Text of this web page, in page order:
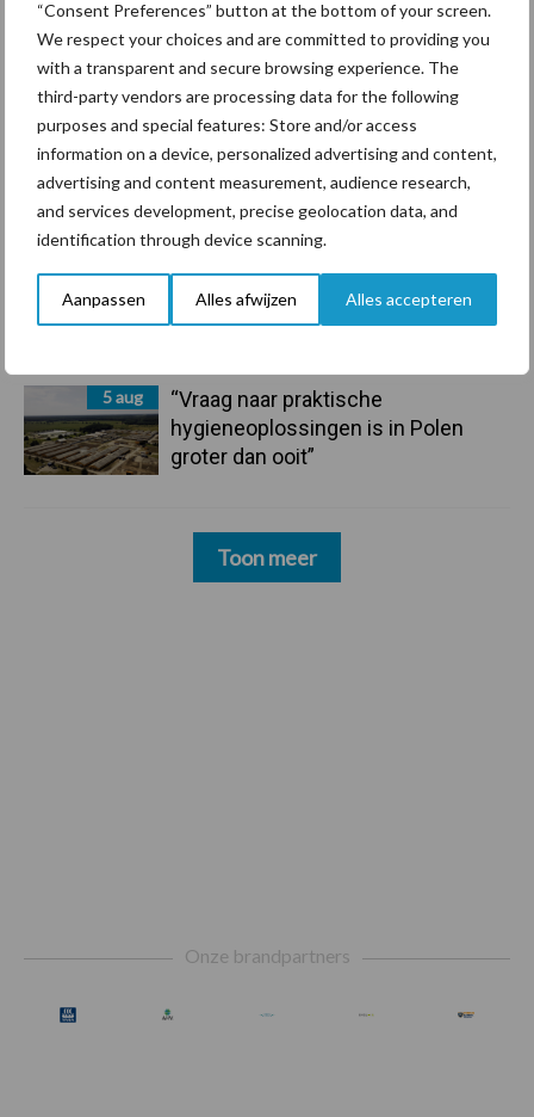
“Consent Preferences” button at the bottom of your screen.
We respect your choices and are committed to providing you
with a transparent and secure browsing experience. The
third-party vendors are processing data for the following
purposes and special features: Store and/or access
information on a device, personalized advertising and content,
advertising and content measurement, audience research,
and services development, precise geolocation data, and
identification through device scanning.
Aanpassen Alles afwijzen Alles accepteren
7 aug
De speenhuid: een vaak
onderschatte risicofactor voor
mastitis
6 aug
ForFarmers ziet volume en
marktaandeel groeien in krimpende
Nederlandse markt
langere levensduur
5 aug
“Vraag naar praktische
hygieneoplossingen is in Polen
groter dan ooit”
Toon meer
Onze brandpartners